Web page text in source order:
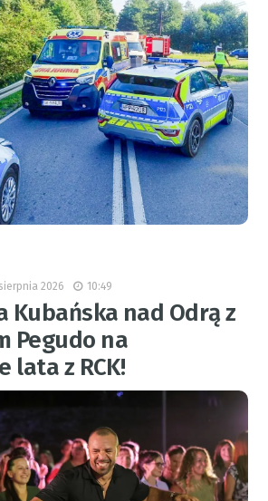
2026 10:49
Kubańska nad Odrą z
Pegudo na
lata z RCK!